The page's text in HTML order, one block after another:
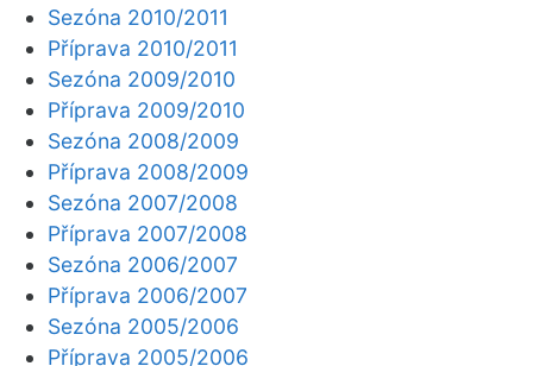
Sezóna 2010/2011
Příprava 2010/2011
Sezóna 2009/2010
Příprava 2009/2010
Sezóna 2008/2009
Příprava 2008/2009
Sezóna 2007/2008
Příprava 2007/2008
Sezóna 2006/2007
Příprava 2006/2007
Sezóna 2005/2006
Příprava 2005/2006